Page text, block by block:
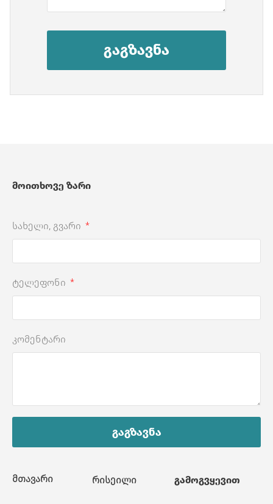
გაგზავნა
მთავარი რისეილი გამოგვყევით
მოითხოვე ზარი
სახელი, გვარი
ტელეფონი
კომენტარი
გაგზავნა